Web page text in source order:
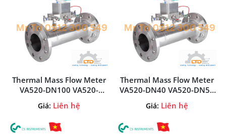
Thermal Mass Flow Meter
VA520-DN100 VA520-
DN150 VA520-DN200 CS-
Instruments Việt Nam
Giá: Liên hệ
Thermal Mass Flow Meter
VA520-DN40 VA520-DN50
VA520-DN80 CS-
Instruments Việt Nam
Giá: Liên hệ